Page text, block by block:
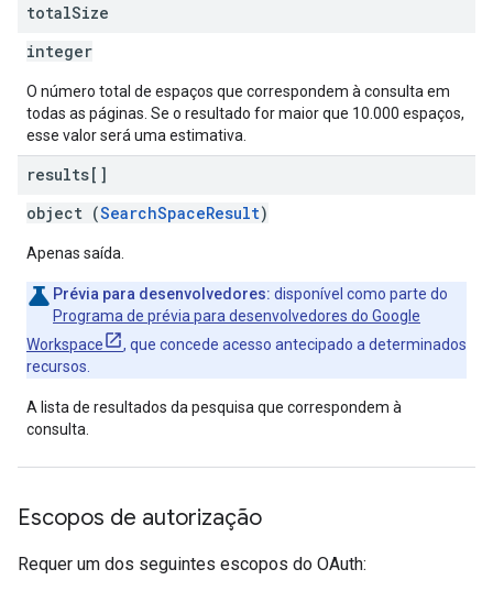
totalSize
integer
O número total de espaços que correspondem à consulta em
todas as páginas. Se o resultado for maior que 10.000 espaços,
esse valor será uma estimativa.
results[]
object (SearchSpaceResult)
Apenas saída.
Prévia para desenvolvedores: disponível como parte do
Programa de prévia para desenvolvedores do Google
Workspace
, que concede acesso antecipado a determinados
recursos.
A lista de resultados da pesquisa que correspondem à
consulta.
Escopos de autorização
Requer um dos seguintes escopos do OAuth: